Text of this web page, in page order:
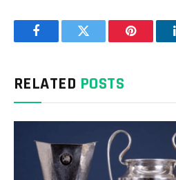
FacebookTwitter Pinterest
RELATED POSTS